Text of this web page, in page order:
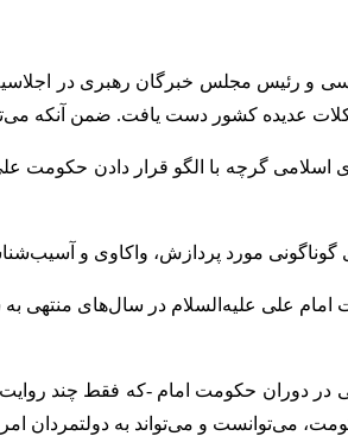
و رئیس مجلس خبرگان رهبری در
عدیده کشور دست یافت. ضمن آنکه
اسلامی گرچه با الگو قرار دادن
گوناگونی مورد پردازش، واکاوی و
علی علیه‌السلام در سال‌های منتهی
در دوران حکومت امام -که فقط چند
می‌توانست و می‌تواند به دولتمردان